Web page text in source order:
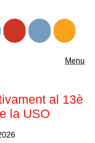
Menu
al 13è
la USO